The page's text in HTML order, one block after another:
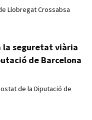
Llobregat Crossabsa
la seguretat viària
de Barcelona
de la Diputació de